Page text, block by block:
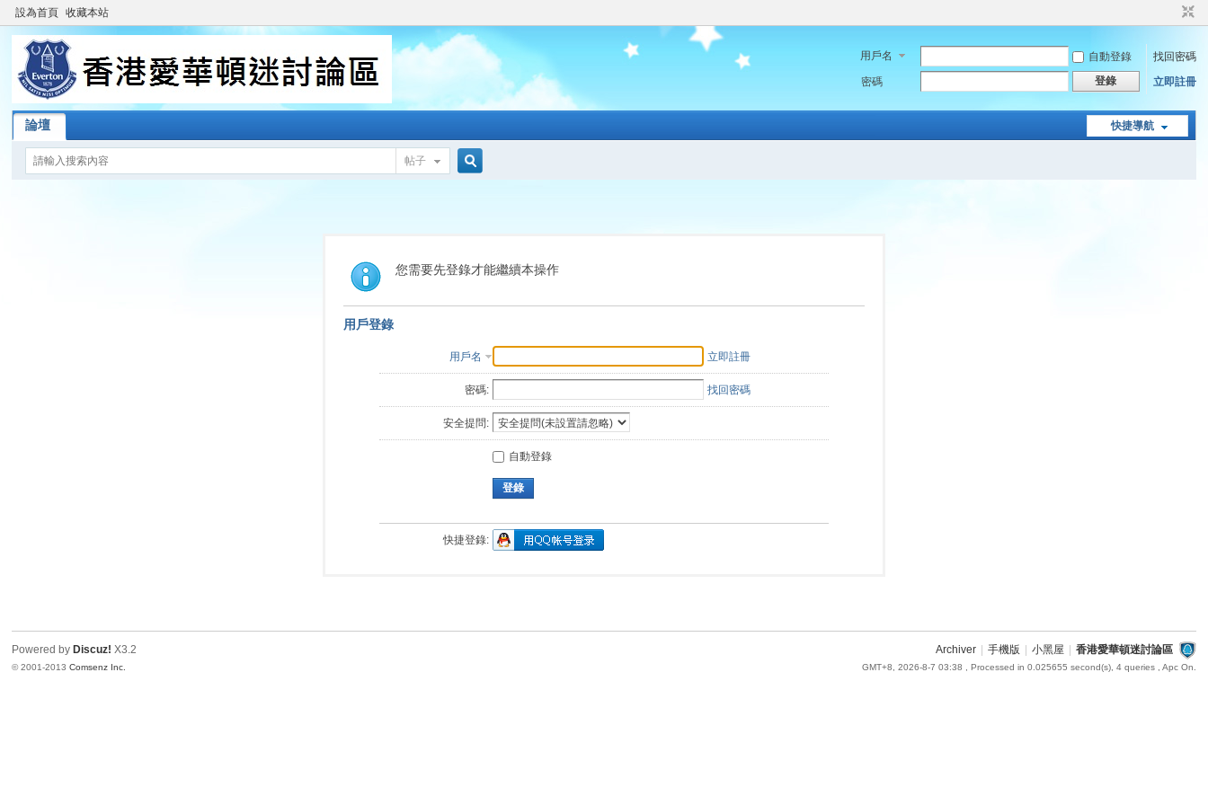
設為首頁 收藏本站
用戶名 自動登錄
找回密碼
密碼
登錄 立即註冊
快捷導航
論壇
帖子
索
您需要先登錄才能繼續本操作
用戶登錄
用戶名 立即註冊
密碼: 找回密碼
安全提問:
自動登錄
登錄
快捷登錄:
Archiver 手機版 小黑屋 香港愛華頓迷討論區
GMT+8, 2026-8-7 03:38 , Processed in 0.025655 second(s), 4 queries , Apc On.
Powered by Discuz! X3.2
© 2001-2013Comsenz Inc.